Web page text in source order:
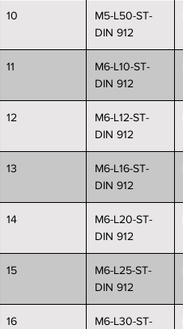
10
M5-L50-ST-
DIN 912
11
M6-L10-ST-
DIN 912
12
M6-L12-ST-
DIN 912
13
M6-L16-ST-
DIN 912
14
M6-L20-ST-
DIN 912
15
M6-L25-ST-
DIN 912
16
M6-L30-ST-